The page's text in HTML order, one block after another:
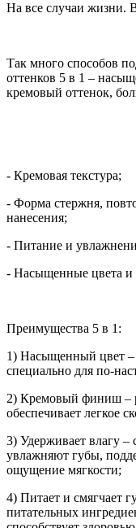
На все случаи жизни.
Так много способов
оттенков 5 в 1 –
кремовый оттенок,
- Кремовая текстура;
- Форма стержня,
нанесения;
- Питание и
- Насыщенные цвета и
Преимущества 5 в 1:
1) Насыщенный цвет –
специально для по-
2) Кремовый финиш –
обеспечивает легкое
3) Удерживает влагу
увлажняют губы,
ощущение мягкости;
4) Питает и смягчает
питательных